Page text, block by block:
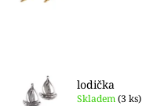
lodička
Skladem(3 ks)